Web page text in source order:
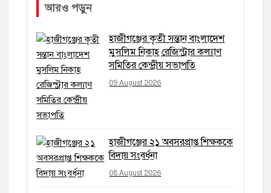
আরও পড়ুন
হাজীগঞ্জের কৃতী সন্তান বাংলাদেশ
মুসলিম নিকাহ রেজিস্ট্রার কল্যাণ
সমিতির কেন্দ্রীয় সভাপতি
09 August 2026
হাজীগঞ্জের ২১ অবসরপ্রাপ্ত শিক্ষককে
বিদায় সংবর্ধনা
08 August 2026